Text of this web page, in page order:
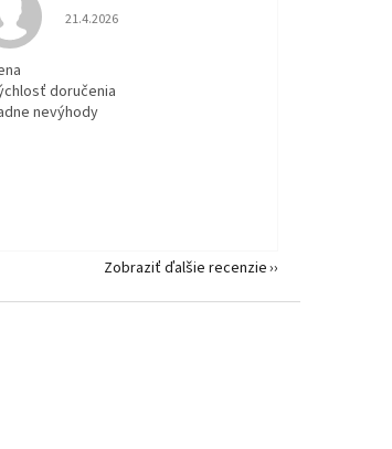
Hodnotenie obchodu je 5 z 5 hviezdičiek.
21.4.2026
doručenia
nevýhody
Zobraziť ďalšie recenzie